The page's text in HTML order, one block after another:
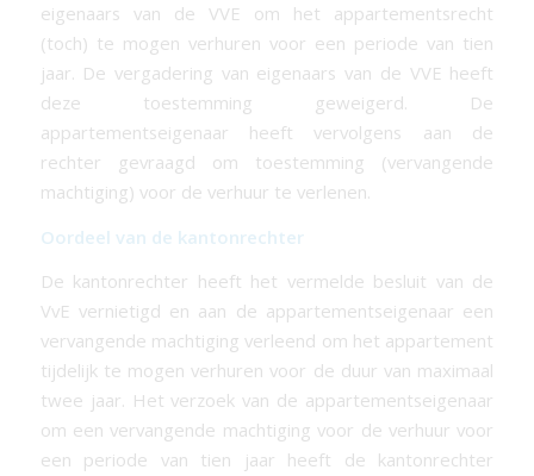
eigenaars van de VVE om het appartementsrecht
(toch) te mogen verhuren voor een periode van tien
jaar. De vergadering van eigenaars van de VVE heeft
deze toestemming geweigerd. De
appartementseigenaar heeft vervolgens aan de
rechter gevraagd om toestemming (vervangende
machtiging) voor de verhuur te verlenen.
Oordeel van de kantonrechter
De kantonrechter heeft het vermelde besluit van de
VvE vernietigd en aan de appartementseigenaar een
vervangende machtiging verleend om het appartement
tijdelijk te mogen verhuren voor de duur van maximaal
twee jaar. Het verzoek van de appartementseigenaar
om een vervangende machtiging voor de verhuur voor
een periode van tien jaar heeft de kantonrechter